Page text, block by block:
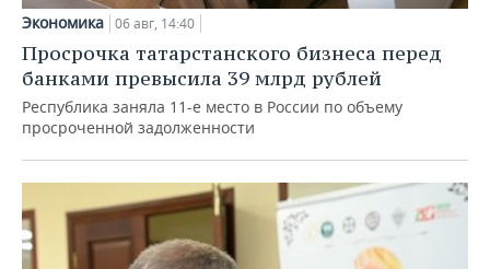
Экономика 06 авг, 14:40
Просрочка татарстанского бизнеса перед
банками превысила 39 млрд рублей
Республика заняла 11-е место в России по объему
просроченной задолженности